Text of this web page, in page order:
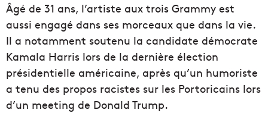
Âgé de 31 ans, l’artiste aux trois Grammy est
aussi engagé dans ses morceaux que dans la vie.
Il a notamment soutenu la candidate démocrate
Kamala Harris lors de la dernière élection
présidentielle américaine, après qu’un humoriste
a tenu des propos racistes sur les Portoricains lors
d’un meeting de Donald Trump.